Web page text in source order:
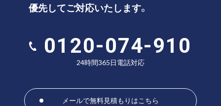
優先してご対応いたします。
0120-074-910
24時間365日電話対応
メールで無料見積もりはこちら